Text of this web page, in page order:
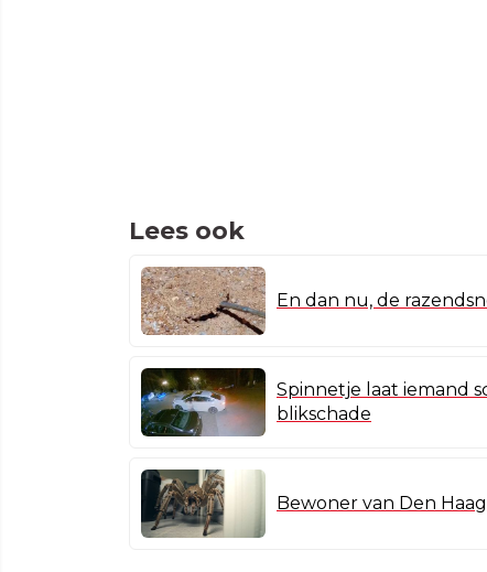
Lees ook
En dan nu, de
Spinnetje laat iemand
blikschade
Bewoner van Den